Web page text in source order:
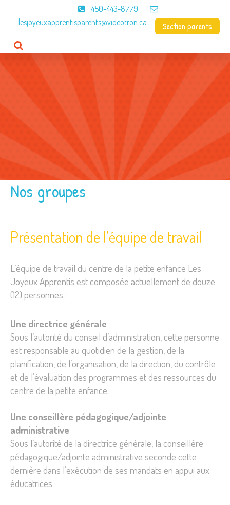
450-443-8779
lesjoyeuxapprentisparents@videotron.ca
Section parents
Nos groupes
Présentation de l’équipe de travail
L’équipe de travail du centre de la petite enfance Les
Joyeux Apprentis est composée actuellement de douze
(12) personnes :
Une directrice générale
Sous l’autorité du conseil d’administration, cette personne
est responsable au quotidien de la gestion, de la
planification, de l’organisation, de la direction, du contrôle
et de l’évaluation des programmes et des ressources du
centre de la petite enfance.
Une conseillère pédagogique/adjointe
administrative
Sous l’autorité de la directrice générale, la conseillère
pédagogique/adjointe administrative seconde cette
dernière dans l’exécution de ses mandats en appui aux
éducatrices.